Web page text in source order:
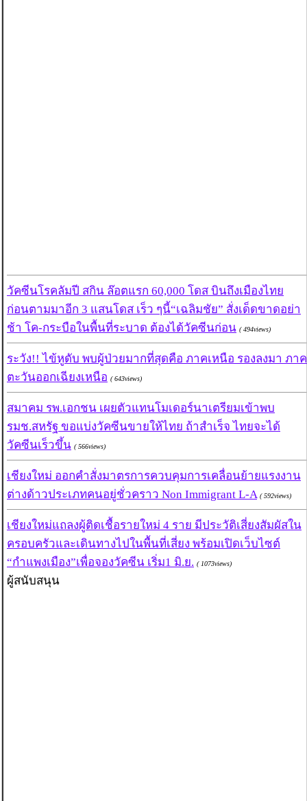
วัคซีนโรคลัมปี สกิน ล๊อตแรก 60,000 โดส บินถึงเมืองไทย
ก่อนตามมาอีก 3 แสนโดส เร็ว ๆนี้“เฉลิมชัย” สั่งเด็ดขาดอย่า
ช้า โค-กระบือในพื้นที่ระบาด ต้องได้วัคซีนก่อน ( 494views)
ระวัง!! ไข้หูดับ พบผู้ป่วยมากที่สุดคือ ภาคเหนือ รองลงมา ภาค
ตะวันออกเฉียงเหนือ ( 643views)
สมาคม รพ.เอกชน เผยตัวแทนโมเดอร์นาเตรียมเข้าพบ
รมช.สหรัฐ ขอแบ่งวัคซีนขายให้ไทย ถ้าสำเร็จ ไทยจะได้
วัคซีนเร็วขึ้น ( 566views)
เชียงใหม่ ออกคำสั่งมาตรการควบคุมการเคลื่อนย้ายแรงงาน
ต่างด้าวประเภทคนอยู่ชั่วคราว Non Immigrant L-A ( 592views)
เชียงใหม่แถลงผู้ติดเชื้อรายใหม่ 4 ราย มีประวัติเสี่ยงสัมผัสใน
ครอบครัวและเดินทางไปในพื้นที่เสี่ยง พร้อมเปิดเว็บไซต์
“กำแพงเมือง”เพื่อจองวัคซีน เริ่ม1 มิ.ย. ( 1073views)
ผู้สนับสนุน